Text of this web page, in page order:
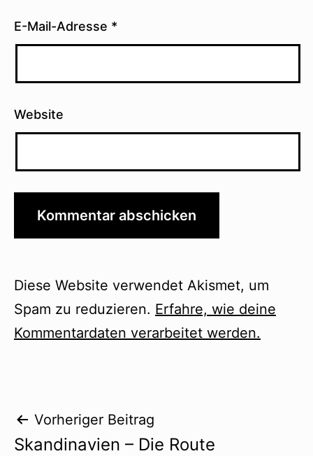
E-Mail-Adresse *
Website
Diese Website verwendet Akismet, um
Spam zu reduzieren. Erfahre, wie deine
Kommentardaten verarbeitet werden.
Beitragsnavigation
Vorheriger Beitrag
Skandinavien – Die Route